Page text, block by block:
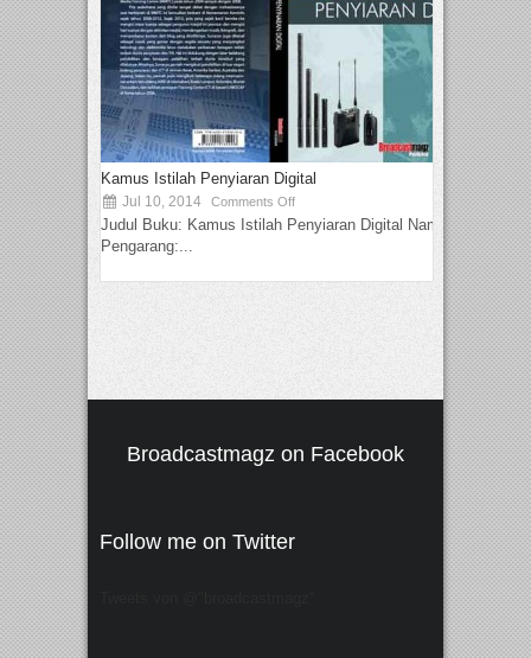
Kamus Istilah Penyiaran Digital
Jul 10, 2014 Comments Off
Judul Buku: Kamus Istilah Penyiaran Digital Nama
Pengarang:...
Broadcastmagz on Facebook
Follow me on Twitter